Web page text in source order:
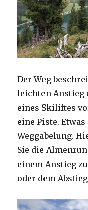
Der Weg
leichten Anstieg
eines Skiliftes
eine Piste.
Weggabelung.
Sie die
einem Anstieg
oder dem